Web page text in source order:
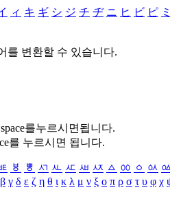
ィ キ ギ シ ジ チ ヂ ニ ヒ ビ ピ ミ
를 변환할 수 있습니다.
를누르시면됩니다.
를 누르시면 됩니다.
ㅸ ㅹ ㅺ ㅻ ㅼ ㅽ ㅾ ㅿ ㆀ ㆁ ㆂ
β γ δ ε ζ η θ ι κ λ μ ν ξ ο π ρ σ τ υ φ χ